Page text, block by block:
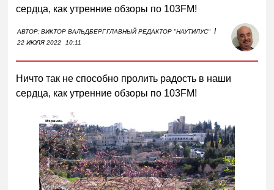
сердца, как утренние обзоры по 103FM!
АВТОР:ВИКТОР ВАЛЬДБЕРГГЛАВНЫЙ РЕДАКТОР "НАУТИЛУС" I
22 ИЮЛЯ 2022 10:11
Ничто так не способно пролить радость в наши
сердца, как утренние обзоры по 103FM!